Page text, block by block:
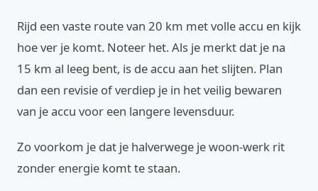
Rijd een vaste route van 20 km met volle accu en kijk
hoe ver je komt. Noteer het. Als je merkt dat je na
15 km al leeg bent, is de accu aan het slijten. Plan
dan een revisie of verdiep je in het veilig bewaren
van je accu voor een langere levensduur.
Zo voorkom je dat je halverwege je woon-werk rit
zonder energie komt te staan.